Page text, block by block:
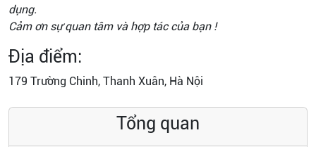
dụng.
Cảm ơn sự quan tâm và hợp tác của bạn !
Địa điểm:
179 Trường Chinh, Thanh Xuân, Hà Nội
Tổng quan